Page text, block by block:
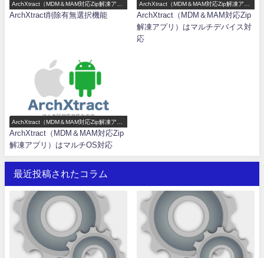
ArchXtract（MDM＆MAM対応Zip解凍アプ
リ）機能一覧
ArchXtract削除有無選択機能
ArchXtract（MDM＆MAM対応Zip解凍アプ
リ）機能一覧
ArchXtract（MDM＆MAM対応Zip
解凍アプリ）はマルチデバイス対
応
ArchXtract（MDM＆MAM対応Zip解凍アプ
リ）機能一覧
ArchXtract（MDM＆MAM対応Zip
解凍アプリ）はマルチOS対応
最近投稿されたコラム